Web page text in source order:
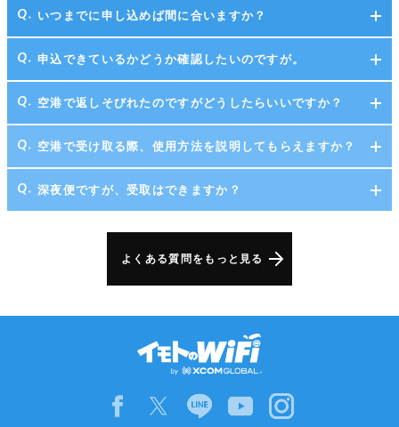
いつまでに申し込めば間に合いますか？
申込できているかどうか確認したいのですが。
空港で返しそびれたのですがどうしたらいいですか？
空港で受け取る際、使用方法を説明してもらえますか？
深夜便ですが、受取はできますか？
よくある質問をもっと見る